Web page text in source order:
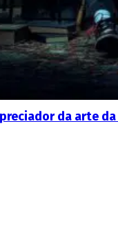
da arte